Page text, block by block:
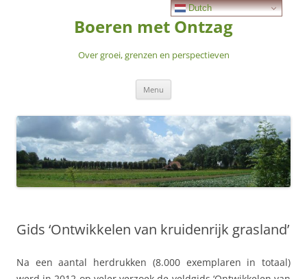
Boeren met Ontzag
Over groei, grenzen en perspectieven
Menu
Gids ‘Ontwikkelen van kruidenrijk grasland’
Na een aantal herdrukken (8.000 exemplaren in totaal)
Dutch